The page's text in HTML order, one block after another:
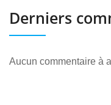
Derniers
Aucun commentaire à